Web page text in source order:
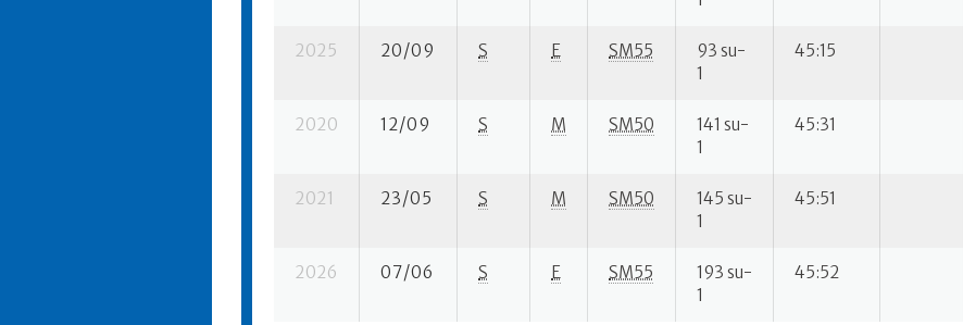
2025 20/09 S E SM55
93 su-
1
45:15
2020 12/09 S M SM50
141 su-
1
45:31
2021 23/05 S M SM50
145 su-
1
45:51
2026 07/06 S E SM55
193 su-
1
45:52